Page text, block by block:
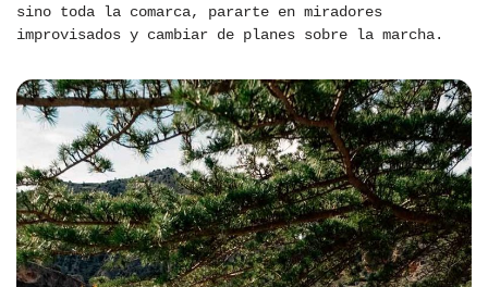
sino toda la comarca, pararte en miradores
improvisados y cambiar de planes sobre la marcha.